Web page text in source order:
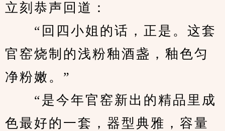
立刻恭声回道：
“回四小姐的话，正是。这套
官窑烧制的浅粉釉酒盏，釉色匀
净粉嫩。”
“是今年官窑新出的精品里成
色最好的一套，器型典雅，容量